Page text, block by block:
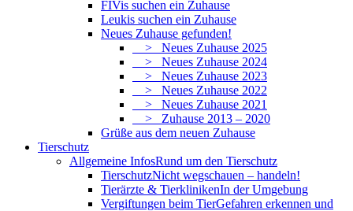
FIVis suchen ein Zuhause
Leukis suchen ein Zuhause
Neues Zuhause gefunden!
> Neues Zuhause 2025
> Neues Zuhause 2024
> Neues Zuhause 2023
> Neues Zuhause 2022
> Neues Zuhause 2021
> Zuhause 2013 – 2020
Grüße aus dem neuen Zuhause
Tierschutz
Allgemeine InfosRund um den Tierschutz
TierschutzNicht wegschauen – handeln!
Tierärzte & TierklinikenIn der Umgebung
Vergiftungen beim TierGefahren erkennen und